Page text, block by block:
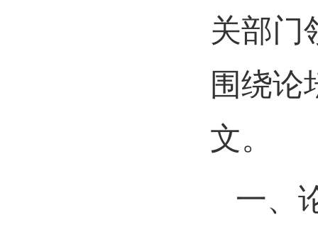
关部门
围绕论
文。
一、